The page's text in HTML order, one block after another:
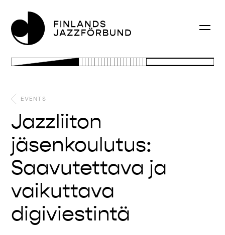
EVENTS
Jazzliiton
jäsenkoulutus:
Saavutettava ja
vaikuttava
digiviestintä